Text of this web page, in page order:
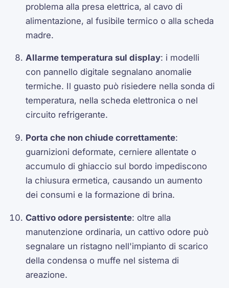
problema alla presa elettrica, al cavo di
alimentazione, al fusibile termico o alla scheda
madre.
Allarme temperatura sul display: i modelli
con pannello digitale segnalano anomalie
termiche. Il guasto può risiedere nella sonda di
temperatura, nella scheda elettronica o nel
circuito refrigerante.
Porta che non chiude correttamente:
guarnizioni deformate, cerniere allentate o
accumulo di ghiaccio sul bordo impediscono
la chiusura ermetica, causando un aumento
dei consumi e la formazione di brina.
Cattivo odore persistente: oltre alla
manutenzione ordinaria, un cattivo odore può
segnalare un ristagno nell'impianto di scarico
della condensa o muffe nel sistema di
areazione.